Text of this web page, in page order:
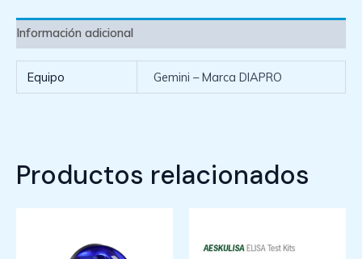
Información adicional
Equipo Gemini – Marca DIAPRO
Productos relacionados